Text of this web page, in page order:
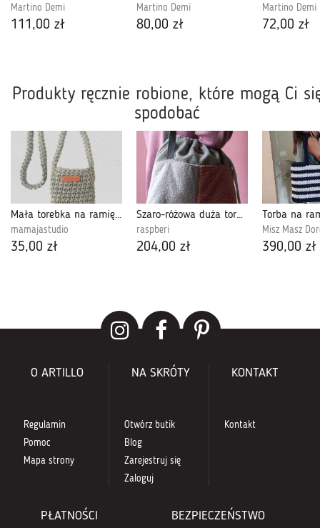
Martino Demi
111,00 zł
Martino Demi
80,00 zł
Martino Demi
72,00 zł
Produkty ręcznie robione, które mogą Ci
spodobać
Mała torebka na ramię, etui na telefon,listonoszka szary
mamajastudio
35,00 zł
Szaro-różowa duża torba z kominem baranek
raspberi
204,00 zł
Misz Masz
390,00 zł
O ARTILLO
Regulamin
Pomoc
Mapa strony
NA SKRÓTY
Otwórz butik
Blog
Zarejestruj się
Zaloguj
KONTAKT
Kontakt
PŁATNOŚCI
BEZPIECZEŃSTWO